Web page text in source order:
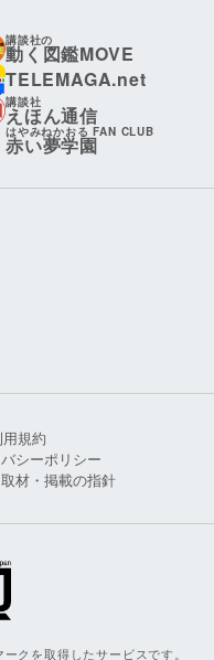
講談社の
動く図鑑MOVE
TELEMAGA.net
講談社
えほん通信
はやみねかおる FAN CLUB
赤い夢学園
規約
シーポリシー
取材・掲載の指針
クを取得したサービスです。